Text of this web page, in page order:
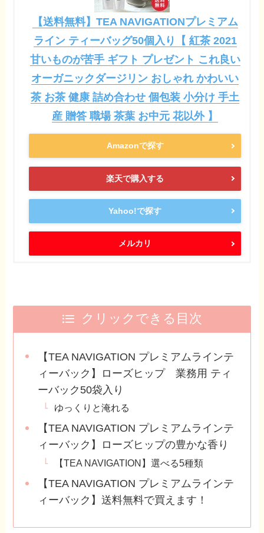
【送料無料】TEA NAVIGATIONプレミアム
ライン ティーバッグ50個入り【 紅茶 2021
甘いものが苦手 ギフト プレゼント これ良い
オーガニックダージリン おしゃれ かわいい
茶 お茶 健康 詰め合わせ 個包装 小分け 手土
産 贈答 職場 茶葉 お中元 花以外 】
Amazonで探す
楽天で購入する
Yahoo!で探す
メルカリ
クリックできる目次
【TEA NAVIGATION プレミアムラインテ
ィーバック】ローズヒップ 業務用 ティ
ーバック50袋入り
ゆっくりと淹れる
【TEA NAVIGATION プレミアムラインテ
ィーバック】ローズヒップの豊かな香り
【TEA NAVIGATION】選べる5種類
【TEA NAVIGATION プレミアムラインテ
ィーバック】送料無料で買えます！